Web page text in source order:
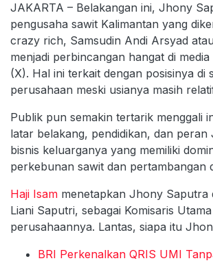
JAKARTA – Belakangan ini, Jhony
pengusaha sawit Kalimantan yang
crazy rich, Samsudin Andi Arsyad
menjadi perbincangan hangat di
(X). Hal ini terkait dengan posisinya di
perusahaan meski usianya masih
Publik pun semakin tertarik menggali
latar belakang, pendidikan, dan peran
bisnis keluarganya yang memiliki
perkebunan sawit dan pertambangan
Haji Isam menetapkan Jhony Saputra
Liani Saputri, sebagai Komisaris
perusahaannya. Lantas, siapa itu
BRI Perkenalkan QRIS UMI